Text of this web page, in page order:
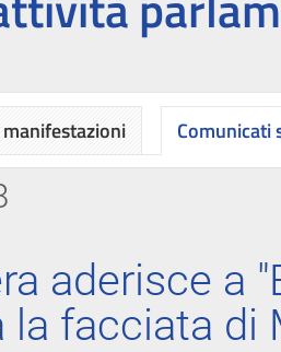
Comunicati
aderisce a
la facciata di